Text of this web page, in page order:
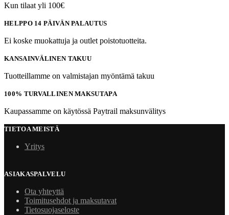
Kun tilaat yli 100€
HELPPO 14 PÄIVÄN PALAUTUS
Ei koske muokattuja ja outlet poistotuotteita.
KANSAINVÄLINEN TAKUU
Tuotteillamme on valmistajan myöntämä takuu
100% TURVALLINEN MAKSUTAPA
Kaupassamme on käytössä Paytrail maksunvälitys
TIETOA MEISTÄ
Yritys
ASIAKASPALVELU
Ota yhteyttä
Toimitusehdot ja maksutavat
Tietosuojaseloste